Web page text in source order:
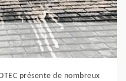
présente de nombreux